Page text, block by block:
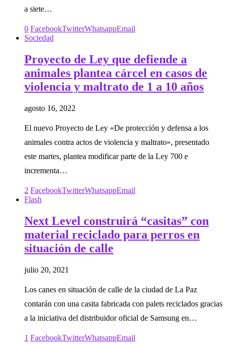
a siete…
0 FacebookTwitterWhatsappEmail
Sociedad
Proyecto de Ley que defiende a
animales plantea cárcel en casos de
violencia y maltrato de 1 a 10 años
agosto 16, 2022
El nuevo Proyecto de Ley «De protección y defensa a los
animales contra actos de violencia y maltrato», presentado
este martes, plantea modificar parte de la Ley 700 e
incrementa…
2 FacebookTwitterWhatsappEmail
Flash
Next Level construirá “casitas” con
material reciclado para perros en
situación de calle
julio 20, 2021
Los canes en situación de calle de la ciudad de La Paz
contarán con una casita fabricada con palets reciclados gracias
a la iniciativa del distribuidor oficial de Samsung en…
1 FacebookTwitterWhatsappEmail